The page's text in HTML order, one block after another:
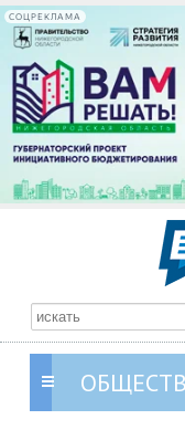
СОЦРЕКЛАМА